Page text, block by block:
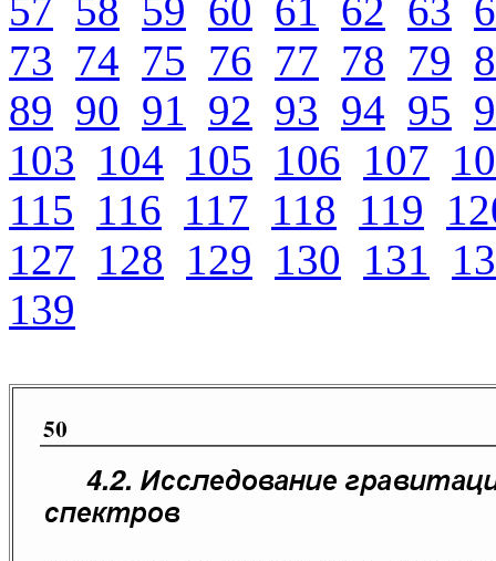
57 58 59 60 61 62 63
73 74 75 76 77 78 79
89 90 91 92 93 94 95
103 104 105 106 107
115 116 117 118 119
127 128 129 130 131
139